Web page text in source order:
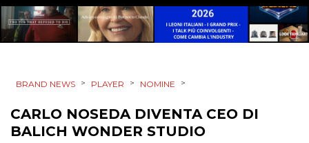
DIGITALE
ESTERNA
RADIO / AUDIO
BRAND NEWS > PLAYER > NOMINE >
CARLO NOSEDA DIVENTA CEO DI
BALICH WONDER STUDIO